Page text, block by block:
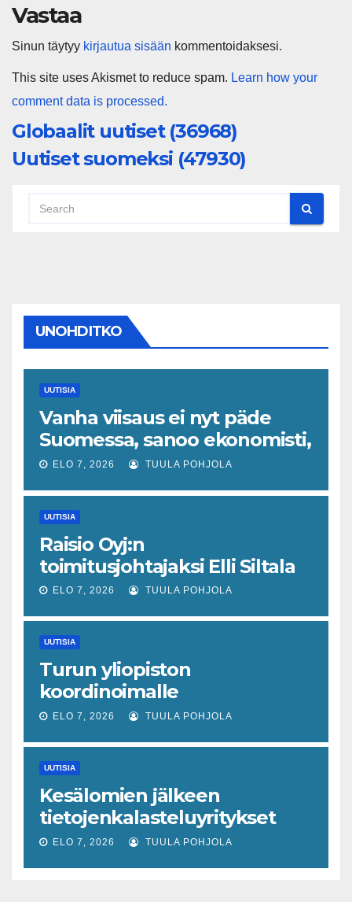
Vastaa
Sinun täytyy kirjautua sisään kommentoidaksesi.
This site uses Akismet to reduce spam. Learn how your
comment data is processed.
Globaalit uutiset (36968)
Uutiset suomeksi (47930)
UNOHDITKO
UUTISIA
Vanha viisaus ei nyt päde
Suomessa, sanoo ekonomisti,
joka odottaa työllisyyteen
piristymistä
ELO 7, 2026 TUULA POHJOLA
UUTISIA
Raisio Oyj:n
toimitusjohtajaksi Elli Siltala
ELO 7, 2026 TUULA POHJOLA
UUTISIA
Turun yliopiston
koordinoimalle
tohtoriverkostolle 4,4
tulevaisuuden virusuhkien
varhaiseen tunnistamiseen
ELO 7, 2026 TUULA POHJOLA
UUTISIA
Kesälomien jälkeen
tietojenkalasteluyritykset
lisääntyvät
ELO 7, 2026 TUULA POHJOLA